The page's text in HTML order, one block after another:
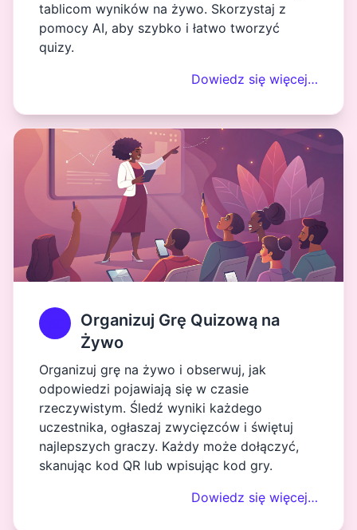
tablicom wyników na żywo. Skorzystaj z
pomocy AI, aby szybko i łatwo tworzyć
quizy.
Dowiedz się więcej…
Organizuj Grę Quizową na
Żywo
Organizuj grę na żywo i obserwuj, jak
odpowiedzi pojawiają się w czasie
rzeczywistym. Śledź wyniki każdego
uczestnika, ogłaszaj zwycięzców i świętuj
najlepszych graczy. Każdy może dołączyć,
skanując kod QR lub wpisując kod gry.
Dowiedz się więcej…